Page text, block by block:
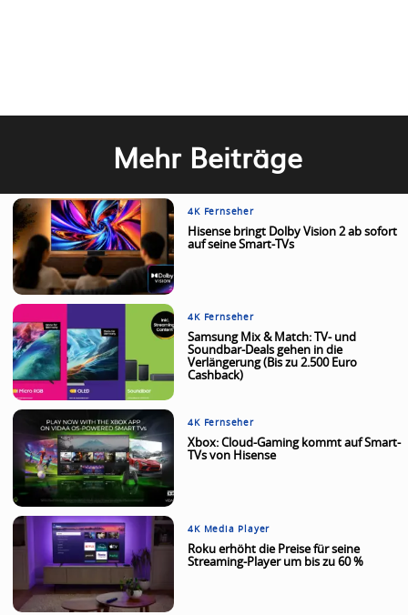
Mehr Beiträge
4K Fernseher
Hisense bringt Dolby Vision 2 ab sofort
auf seine Smart-TVs
4K Fernseher
Samsung Mix & Match: TV- und
Soundbar-Deals gehen in die
Verlängerung (Bis zu 2.500 Euro
Cashback)
4K Fernseher
Xbox: Cloud-Gaming kommt auf Smart-
TVs von Hisense
4K Media Player
Roku erhöht die Preise für seine
Streaming-Player um bis zu 60 %